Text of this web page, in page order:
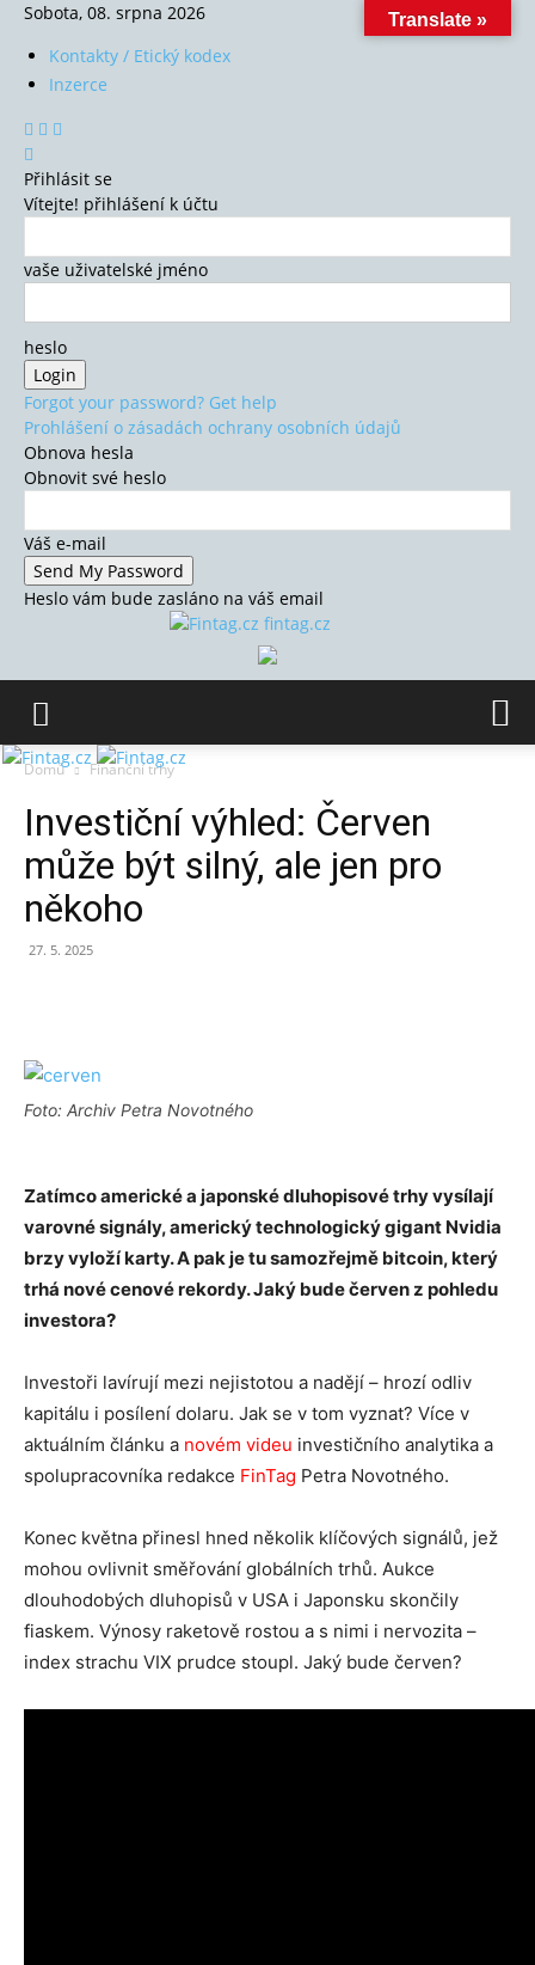
Sobota, 08. srpna 2026
Kontakty / Etický kodex
Inzerce
Přihlásit se
Vítejte! přihlášení k účtu
vaše uživatelské jméno
heslo
Forgot your password? Get help
Prohlášení o zásadách ochrany osobních údajů
Obnova hesla
Obnovit své heslo
Váš e-mail
Heslo vám bude zasláno na váš email
fintag.cz
Domů Finanční trhy
Investiční výhled: Červen
může být silný, ale jen pro
někoho
27. 5. 2025
Foto: Archiv Petra Novotného
Zatímco americké a japonské dluhopisové trhy vysílají
varovné signály, americký technologický gigant Nvidia
brzy vyloží karty. A pak je tu samozřejmě bitcoin, který
trhá nové cenové rekordy. Jaký bude červen z pohledu
investora?
Investoři lavírují mezi nejistotou a nadějí – hrozí odliv
kapitálu i posílení dolaru. Jak se v tom vyznat? Více v
aktuálním článku a novém videu investičního analytika a
spolupracovníka redakce FinTag Petra Novotného.
Konec května přinesl hned několik klíčových signálů, jež
mohou ovlivnit směřování globálních trhů. Aukce
dlouhodobých dluhopisů v USA i Japonsku skončily
fiaskem. Výnosy raketově rostou a s nimi i nervozita –
index strachu VIX prudce stoupl. Jaký bude červen?
Translate »